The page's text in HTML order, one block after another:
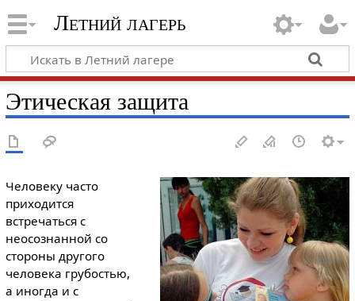
Летний лагерь
Этическая защита
Человеку часто
приходится
встречаться с
неосознанной со
стороны другого
человека грубостью,
а иногда и с